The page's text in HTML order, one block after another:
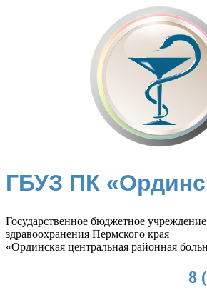
ГБУЗ ПК
Государственное бюджетное учреждение
здравоохранения Пермского края
«Ординская центральная районная
8